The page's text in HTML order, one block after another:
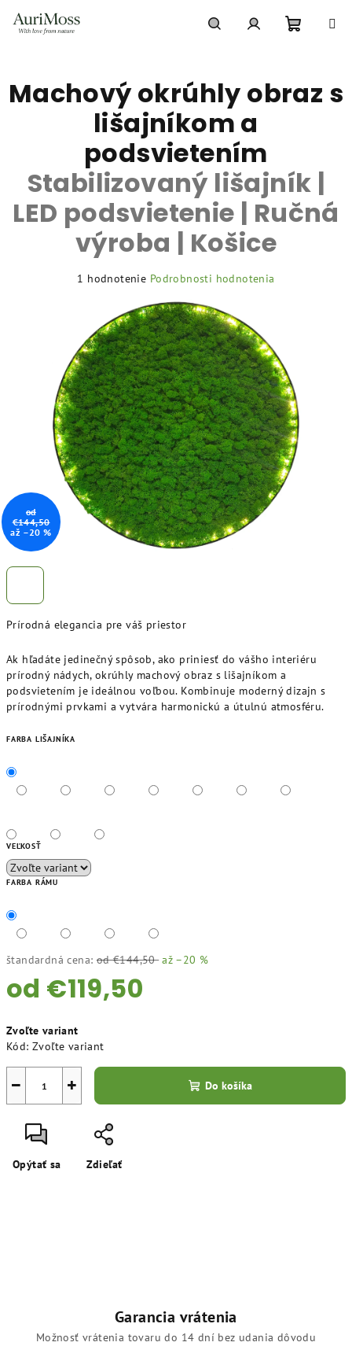
košík
Prírodná elegancia pre váš priestor
Ak hľadáte jedinečný spôsob, ako priniesť do vášho interiéru
prírodný nádych, okrúhly machový obraz s lišajníkom a
podsvietením je ideálnou voľbou. Kombinuje moderný dizajn s
prírodnými prvkami a vytvára harmonickú a útulnú atmosféru.
FARBA LIŠAJNÍKA
VEĽKOSŤ
FARBA RÁMU
štandardná cena: od €144,50 až –20 %
od €119,50
cena:
Zvoľte variant
Kód: Zvoľte variant
+
− Do košíka
Opýtať sa Zdieľať
Machový okrúhly obraz s
lišajníkom a
podsvietením
Stabilizovaný lišajník |
LED podsvietenie | Ručná
výroba | Košice
Priemerné
5,0
z
5
hviezdičiek.
1 hodnotenie Podrobnosti hodnotenia
od
€144,50
až –20 %
Garancia vrátenia
Možnosť vrátenia tovaru do 14 dní bez udania dôvodu